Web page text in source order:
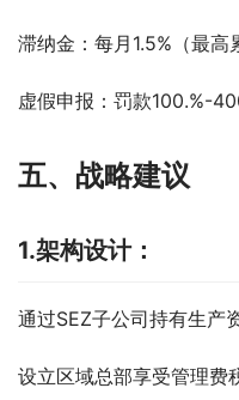
滞纳金：每月1.5%（最高
虚假申报：罚款100.%-
五、战略建议
1.架构设计：
通过SEZ子公司持有生产
设立区域总部享受管理费